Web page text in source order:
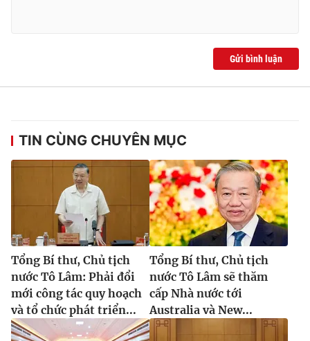
Gửi bình luận
TIN CÙNG CHUYÊN MỤC
Tổng Bí thư, Chủ tịch
nước Tô Lâm: Phải đổi
mới công tác quy hoạch
và tổ chức phát triển...
Tổng Bí thư, Chủ tịch
nước Tô Lâm sẽ thăm
cấp Nhà nước tới
Australia và New...